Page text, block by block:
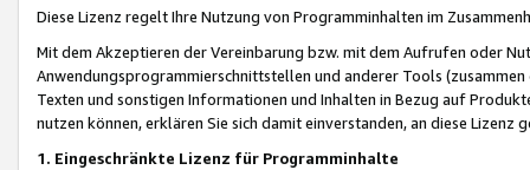
Diese Lizenz regelt Ihre Nutzung von Programminhalten im
Mit dem Akzeptieren der Vereinbarung bzw. mit dem Aufrufen oder
Anwendungsprogrammierschnittstellen und anderer Tools (zusammen
Texten und sonstigen Informationen und Inhalten in Bezug auf
nutzen können, erklären Sie sich damit einverstanden, an diese Lizenz
1. Eingeschränkte Lizenz für Programminhalte